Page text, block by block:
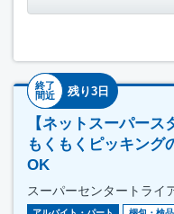
終了
間近
残り3日
【ネットスーパース
もくもくピッキン
OK
スーパーセンタートライ